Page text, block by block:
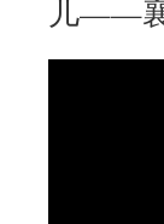
儿——襄